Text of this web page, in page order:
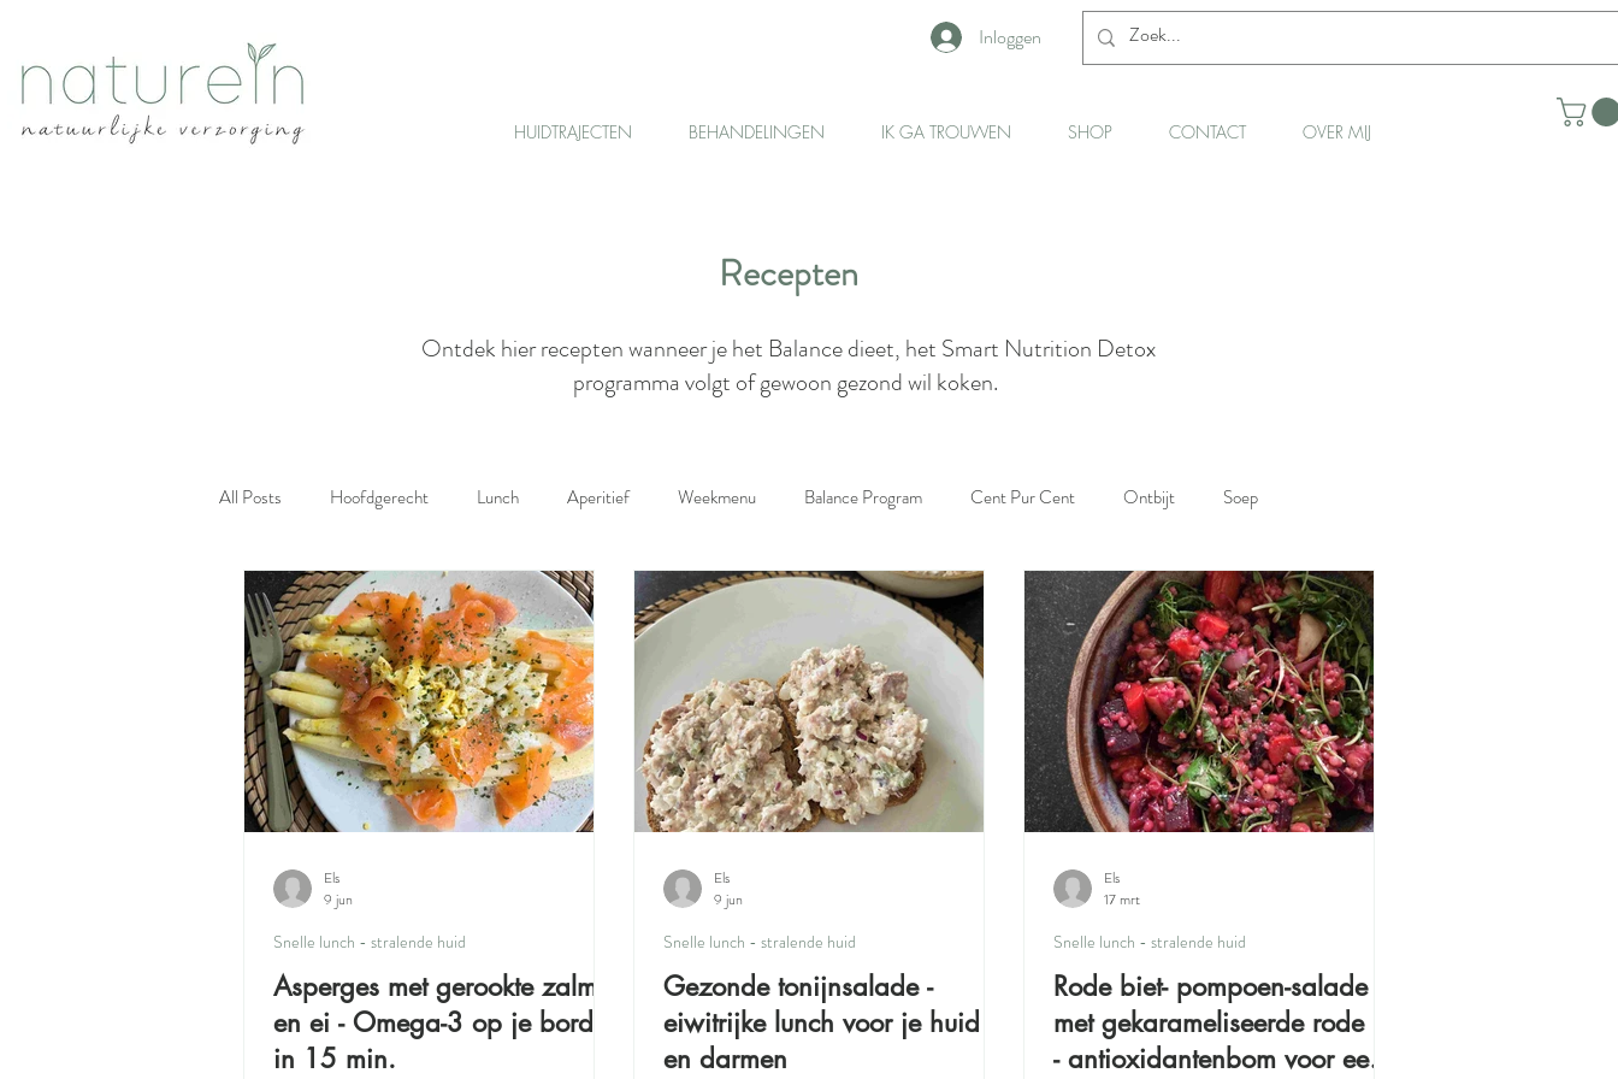
Inloggen
HUIDTRAJECTEN BEHANDELINGEN IK GA TROUWEN SHOP CONTACT OVER MIJ
Recepten
Ontdek hier recepten wanneer je het Balance dieet, het Smart Nutrition Detox
programma volgt of gewoon gezond wil koken.
All Posts Hoofdgerecht Lunch Aperitief Weekmenu Balance Program Cent Pur Cent Ontbijt Soep
Voorgerecht Dessert Detox Salade Bijgerecht Snack Ontbijt - voor een stralende huid Huidvriendelijke snacks
Snelle lunch - stralende huid Huidvriendelijke hoofdgerechten
Asperges met gerookte zalm
en ei - Omega-3 op je bord
in 15 min.
Snelle lunch - stralende huid
Els
9 jun
Gezonde tonijnsalade -
eiwitrijke lunch voor je huid
en darmen
Snelle lunch - stralende huid
Els
9 jun
Rode biet- pompoen-salade
met gekarameliseerde rode ui
- antioxidantenbom voor een
Snelle lunch - stralende huid
Els
17 mrt